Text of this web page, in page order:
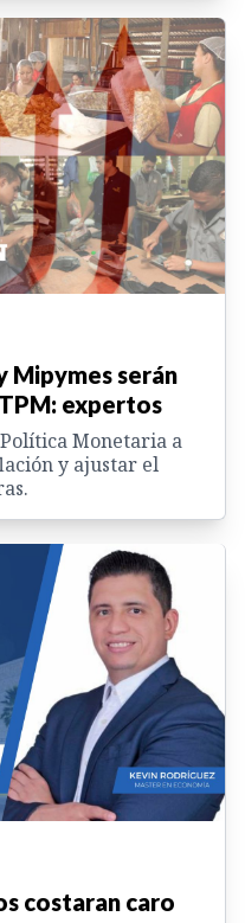
Mipymes serán
expertos
Monetaria a
y ajustar el
costaran caro